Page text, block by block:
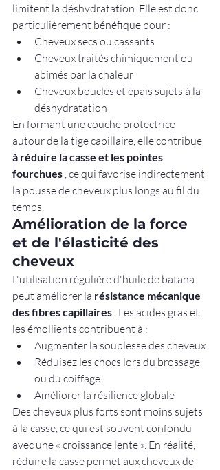
limitent la déshydratation. Elle est donc
particulièrement bénéfique pour :
Cheveux secs ou cassants
Cheveux traités chimiquement ou
abîmés par la chaleur
Cheveux bouclés et épais sujets à la
déshydratation
En formant une couche protectrice
autour de la tige capillaire, elle contribue
à réduire la casse et les pointes
fourchues , ce qui favorise indirectement
la pousse de cheveux plus longs au fil du
temps.
Amélioration de la force
et de l'élasticité des
cheveux
L'utilisation régulière d'huile de batana
peut améliorer la résistance mécanique
des fibres capillaires . Les acides gras et
les émollients contribuent à :
Augmenter la souplesse des cheveux
Réduisez les chocs lors du brossage
ou du coiffage.
Améliorer la résilience globale
Des cheveux plus forts sont moins sujets
à la casse, ce qui est souvent confondu
avec une « croissance lente ». En réalité,
réduire la casse permet aux cheveux de